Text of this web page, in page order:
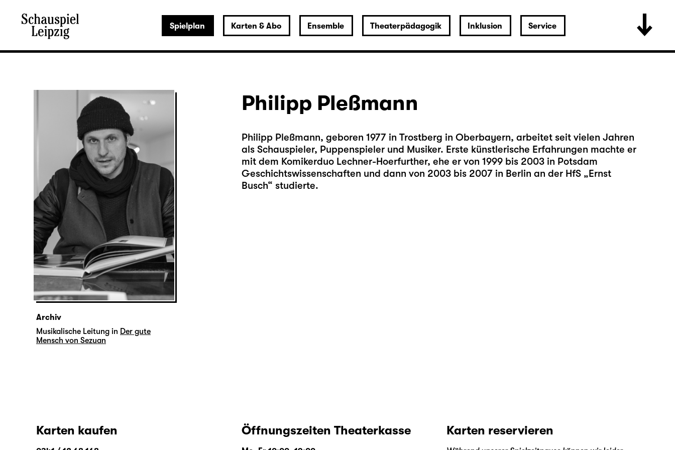
Spielplan Karten & Abo Ensemble Theaterpädagogik Inklusion Service
Philipp Pleßmann
Philipp Pleßmann, geboren 1977 in Trostberg in Oberbayern, arbeitet seit vielen Jahren
als Schauspieler, Puppenspieler und Musiker. Erste künstlerische Erfahrungen machte er
mit dem Komikerduo Lechner-Hoerfurther, ehe er von 1999 bis 2003 in Potsdam
Geschichtswissenschaften und dann von 2003 bis 2007 in Berlin an der HfS „Ernst
Busch“ studierte.
Archiv
Musikalische Leitung in Der gute
Mensch von Sezuan
Karten kaufen Öffnungszeiten Theaterkasse Karten reservieren